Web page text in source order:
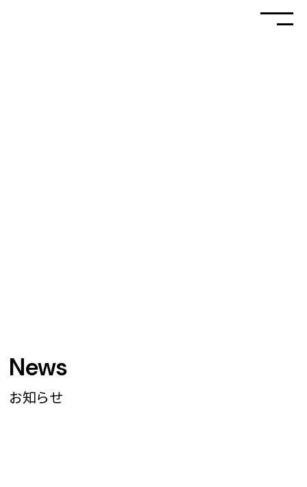
News
お知らせ